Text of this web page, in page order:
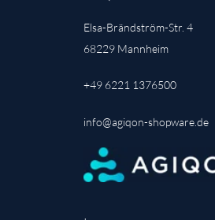
Elsa-Brändström-Str. 4
68229 Mannheim
+49 6221 1376500
info@agiqon-shopware.de